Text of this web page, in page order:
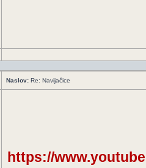
Naslov: Re: Navijačice
https://